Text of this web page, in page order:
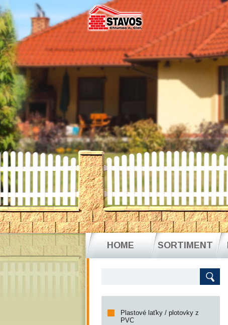
HOME SORTIMENT
Plastové laťky / plotovky z
PVC